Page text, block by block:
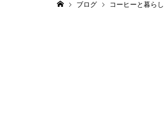
ブログ コーヒーと暮らし